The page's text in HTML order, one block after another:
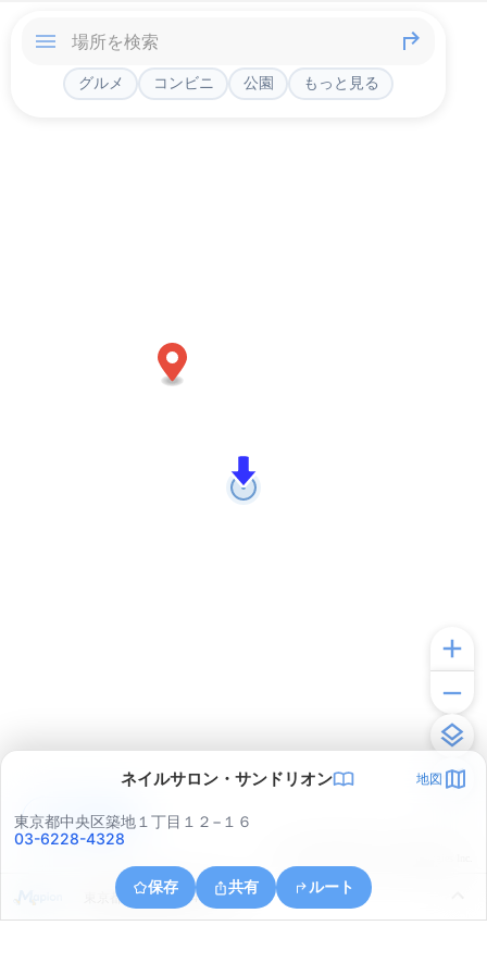
グルメ コンビニ 公園 もっと見る
ネイルサロン・サンドリオン 地図
東京都中央区築地１丁目１２−１６
03-6228-4328
保存 共有 ルート
東京都中央区晴海４丁目１
アプリで見る